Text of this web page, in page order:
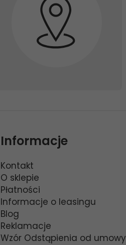
Informacje
Kontakt
O sklepie
Płatności
Informacje o leasingu
Blog
Reklamacje
Wzór Odstąpienia od umowy